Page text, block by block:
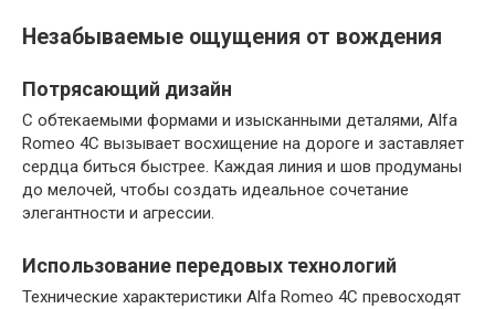
Незабываемые ощущения от вождения
Потрясающий дизайн
С обтекаемыми формами и изысканными деталями, Alfa
Romeo 4C вызывает восхищение на дороге и заставляет
сердца биться быстрее. Каждая линия и шов продуманы
до мелочей, чтобы создать идеальное сочетание
элегантности и агрессии.
Использование передовых технологий
Технические характеристики Alfa Romeo 4C превосходят